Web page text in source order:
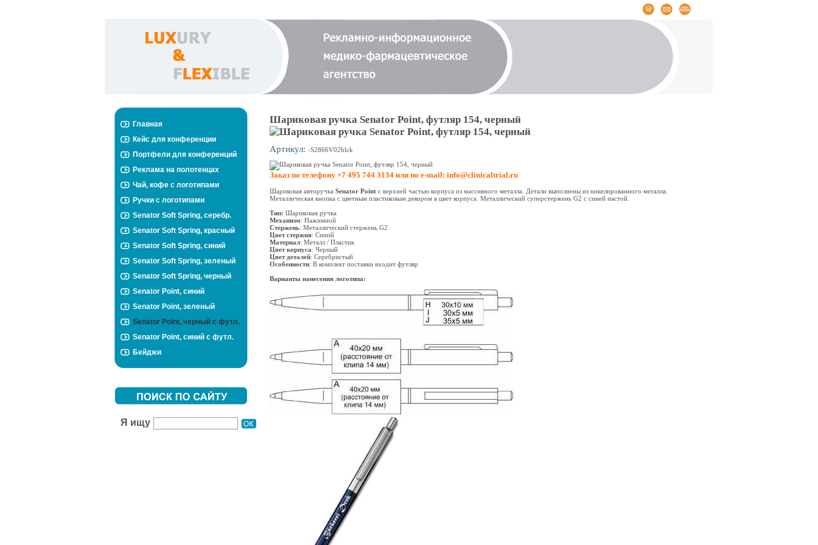
Главная
Кейс для конференции
Портфели для конференций
Реклама на полотенцах
Чай, кофе с логотипами
Ручки с логотипами
Senator Soft Spring, серебр.
Senator Soft Spring, красный
Senator Soft Spring, синий
Senator Soft Spring, зеленый
Senator Soft Spring, черный
Senator Point, синий
Senator Point, зеленый
Senator Point, черный с футл.
Senator Point, синий с футл.
Бейджи
Я ищу
Шариковая ручка Senator Point, футляр 154, черный
Артикул: -S2866V02blck
Заказ по телефону +7 495 744 3134 или по e-mail: info@clinicaltrial.ru
Шариковая авторучка Senator Point с верхней частью корпуса из массивного металла. Детали выполнены из никелированного металла.
Металлическая кнопка с цветным пластиковым декором в цвет корпуса. Металлический суперстержень G2 с синей пастой.
Тип: Шариковая ручка
Механизм: Нажимной
Стержень: Металлический стержень G2
Цвет стержня: Синий
Материал: Металл / Пластик
Цвет корпуса: Черный
Цвет деталей: Серебристый
Особенности: В комплект поставки входит футляр
Варианты нанесения логотипа: